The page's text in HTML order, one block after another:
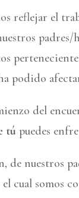
reflejar el
podido
del
tú puedes
de nuestros
cual somos